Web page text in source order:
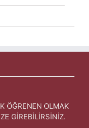
ÖĞRENEN OLMAK
GİREBİLİRSİNİZ.